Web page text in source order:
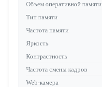
Объем оперативной памяти
Тип памяти
Частота памяти
Яркость
Контрастность
Частота смены кадров
Web-камера